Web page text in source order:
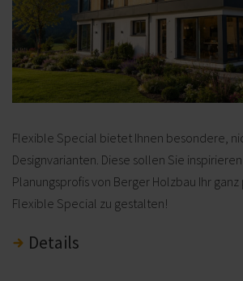
Flexible Special bietet Ihnen besondere,
Designvarianten. Diese sollen Sie
Planungsprofis von Berger Holzbau Ihr
Flexible Special zu gestalten!
Details